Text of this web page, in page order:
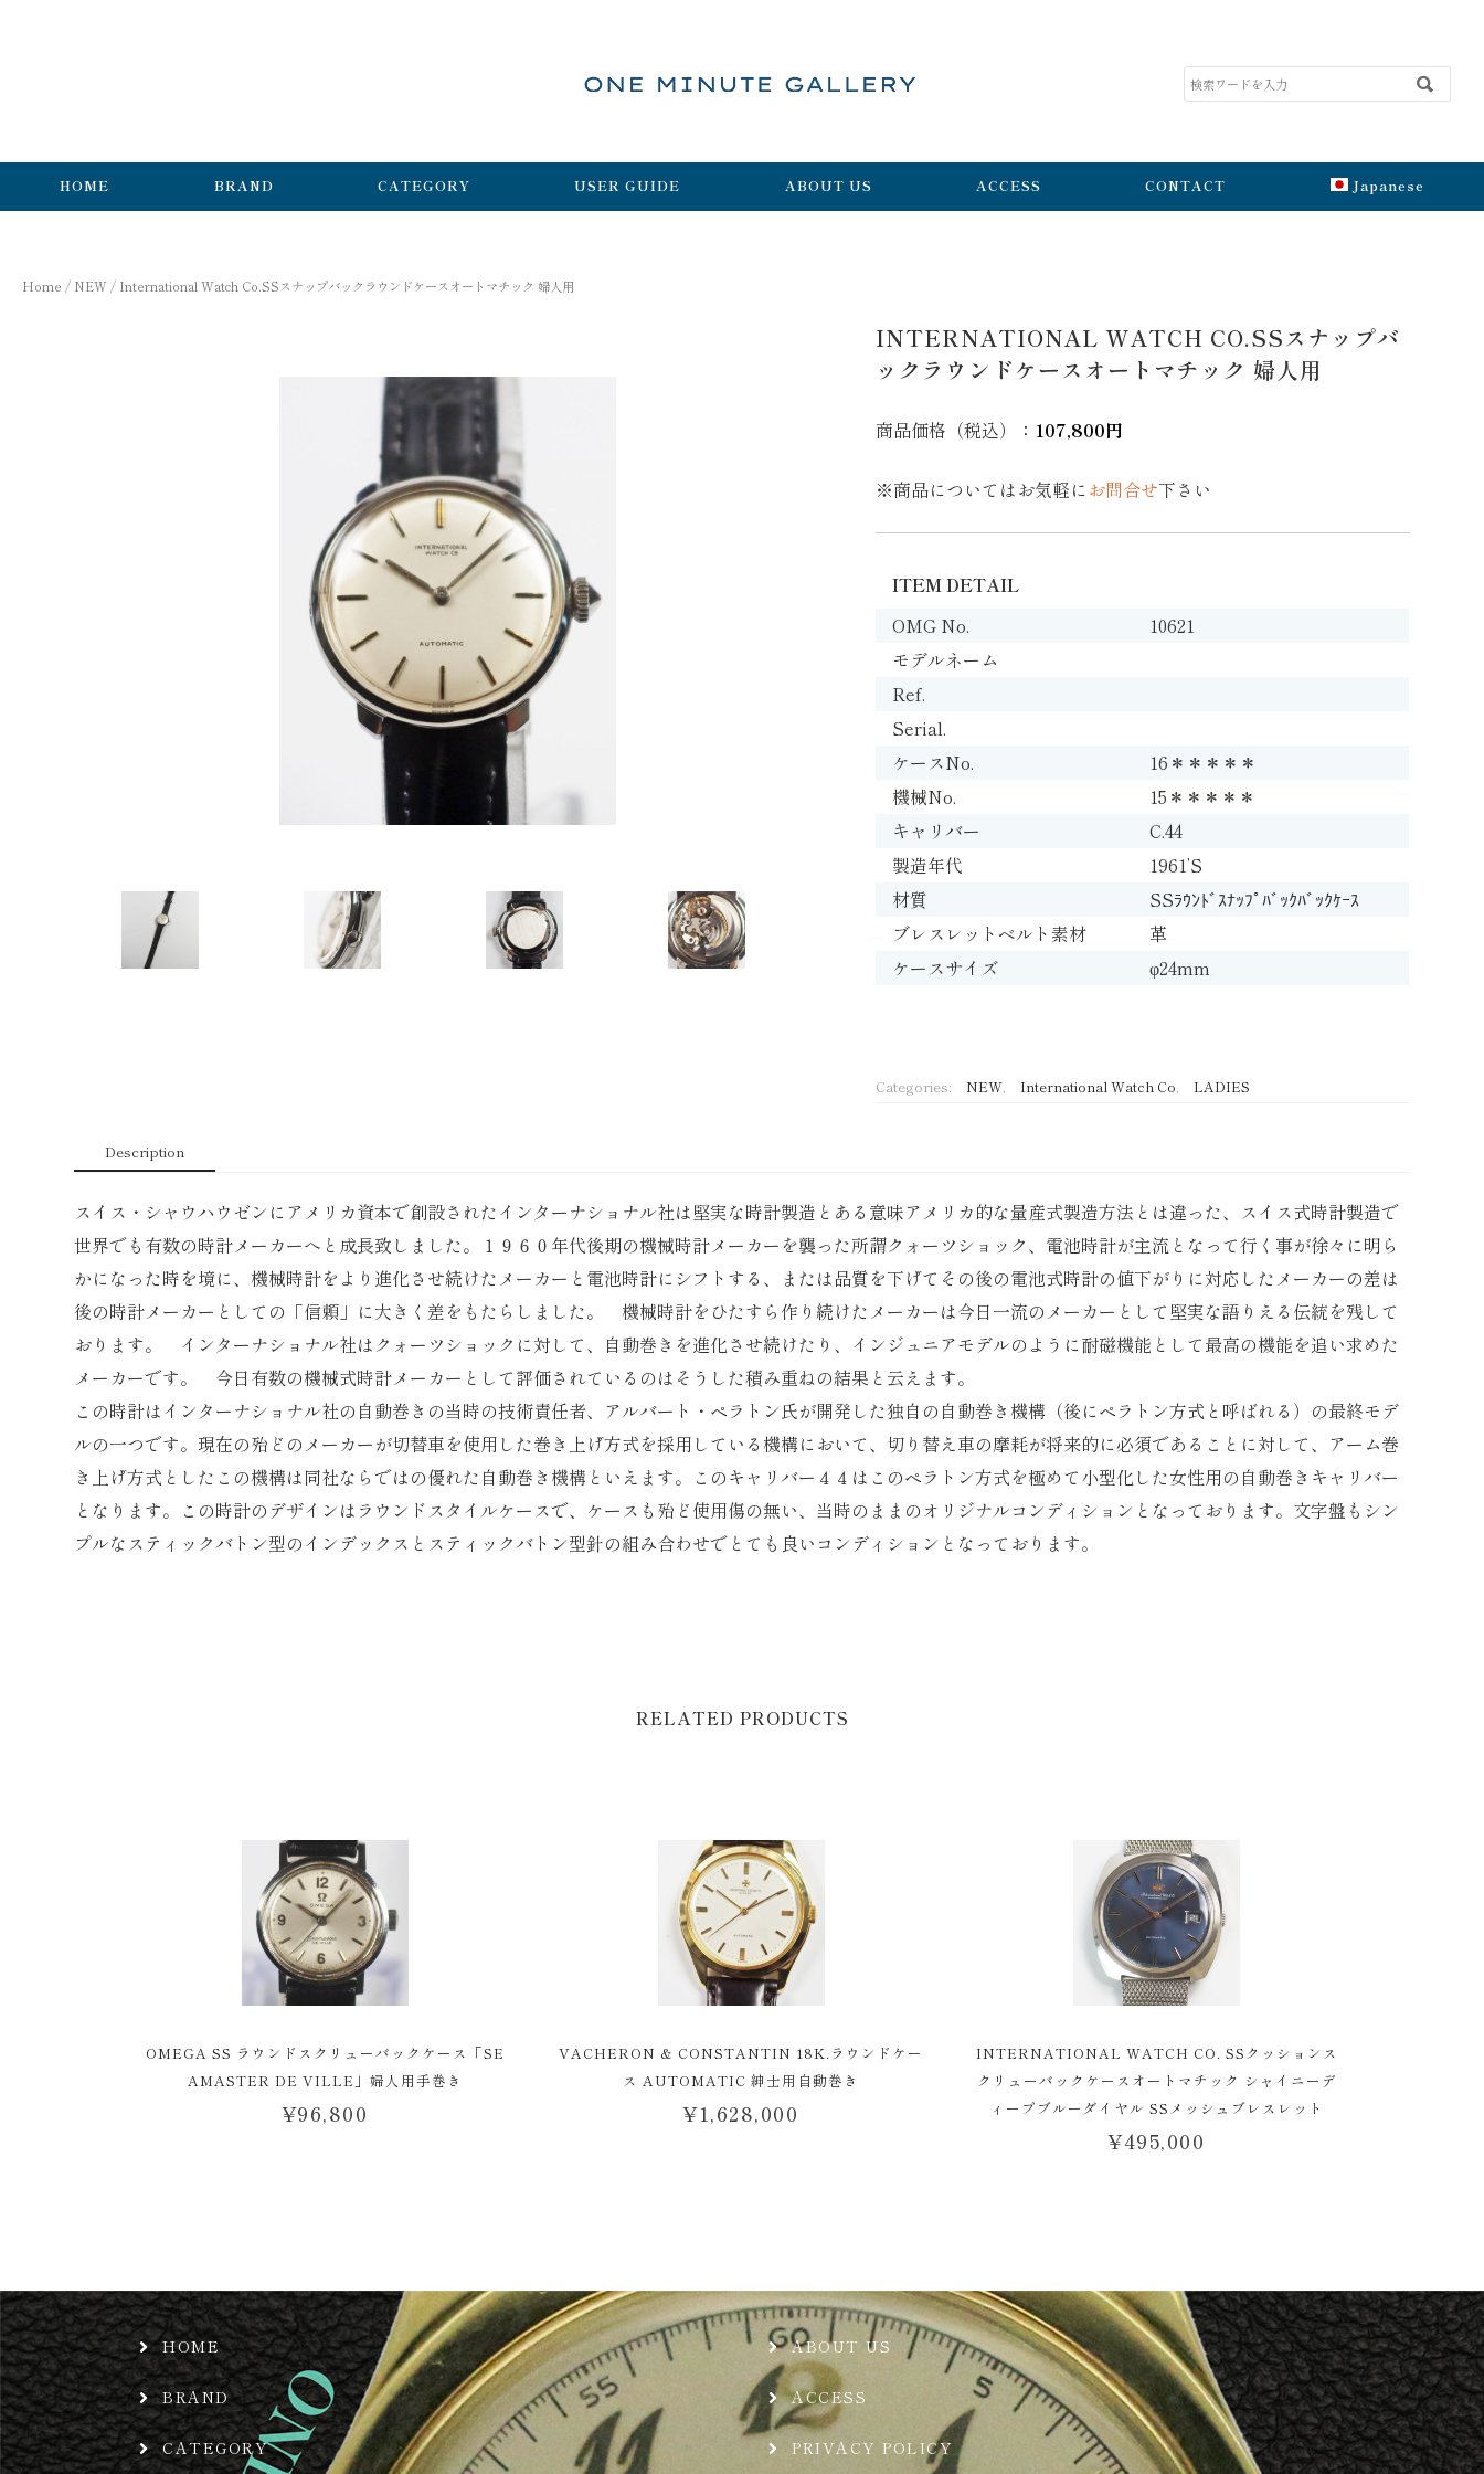
HOME BRAND CATEGORY USER GUIDE ABOUT US ACCESS CONTACT Japanese
Home / NEW / International Watch Co.SSスナップバックラウンドケースオートマチック 婦人用
INTERNATIONAL WATCH CO.SSスナップバ
ックラウンドケースオートマチック 婦人用
商品価格（税込） ： 107,800円
※商品についてはお気軽にお問合せ下さい
ITEM DETAIL
OMG No.
10621
モデルネーム
Ref.
Serial.
ケースNo.
16＊＊＊＊＊
機械No.
15＊＊＊＊＊
キャリバー
C.44
製造年代
1961’S
材質
SSﾗｳﾝﾄﾞｽﾅｯﾌﾟﾊﾞｯｸﾊﾞｯｸｹｰｽ
ブレスレットベルト素材
革
ケースサイズ
φ24mm
Categories: NEW, International Watch Co LADIES
Description
スイス・シャウハウゼンにアメリカ資本で創設されたインターナショナル社は堅実な時計製造とある意味アメリカ的な量産式製造方法とは違った、スイス式時計製造で
世界でも有数の時計メーカーへと成長致しました。１９６０年代後期の機械時計メーカーを襲った所謂クォーツショック、電池時計が主流となって行く事が徐々に明ら
かになった時を境に、機械時計をより進化させ続けたメーカーと電池時計にシフトする、または品質を下げてその後の電池式時計の値下がりに対応したメーカーの差は
後の時計メーカーとしての「信頼」に大きく差をもたらしました。 機械時計をひたすら作り続けたメーカーは今日一流のメーカーとして堅実な語りえる伝統を残して
おります。 インターナショナル社はクォーツショックに対して、自動巻きを進化させ続けたり、インジュニアモデルのように耐磁機能として最高の機能を追い求めた
メーカーです。 今日有数の機械式時計メーカーとして評価されているのはそうした積み重ねの結果と云えます。
この時計はインターナショナル社の自動巻きの当時の技術責任者、アルバート・ペラトン氏が開発した独自の自動巻き機構（後にペラトン方式と呼ばれる）の最終モデ
ルの一つです。現在の殆どのメーカーが切替車を使用した巻き上げ方式を採用している機構において、切り替え車の摩耗が将来的に必須であることに対して、アーム巻
き上げ方式としたこの機構は同社ならではの優れた自動巻き機構といえます。このキャリバー４４はこのペラトン方式を極めて小型化した女性用の自動巻きキャリバー
となります。この時計のデザインはラウンドスタイルケースで、ケースも殆ど使用傷の無い、当時のままのオリジナルコンディションとなっております。文字盤もシン
プルなスティックバトン型のインデックスとスティックバトン型針の組み合わせでとても良いコンディションとなっております。
RELATED PRODUCTS
OMEGA SS ラウンドスクリューバックケース「SE
AMASTER DE VILLE」婦人用手巻き
¥96,800
VACHERON & CONSTANTIN 18K.ラウンドケー
ス AUTOMATIC 紳士用自動巻き
¥1,628,000
INTERNATIONAL WATCH CO. SSクッションス
クリューバックケースオートマチック シャイニーデ
ィープブルーダイヤル SSメッシュブレスレット
¥495,000
HOME
BRAND
CATEGORY
ABOUT US
ACCESS
PRIVACY POLICY